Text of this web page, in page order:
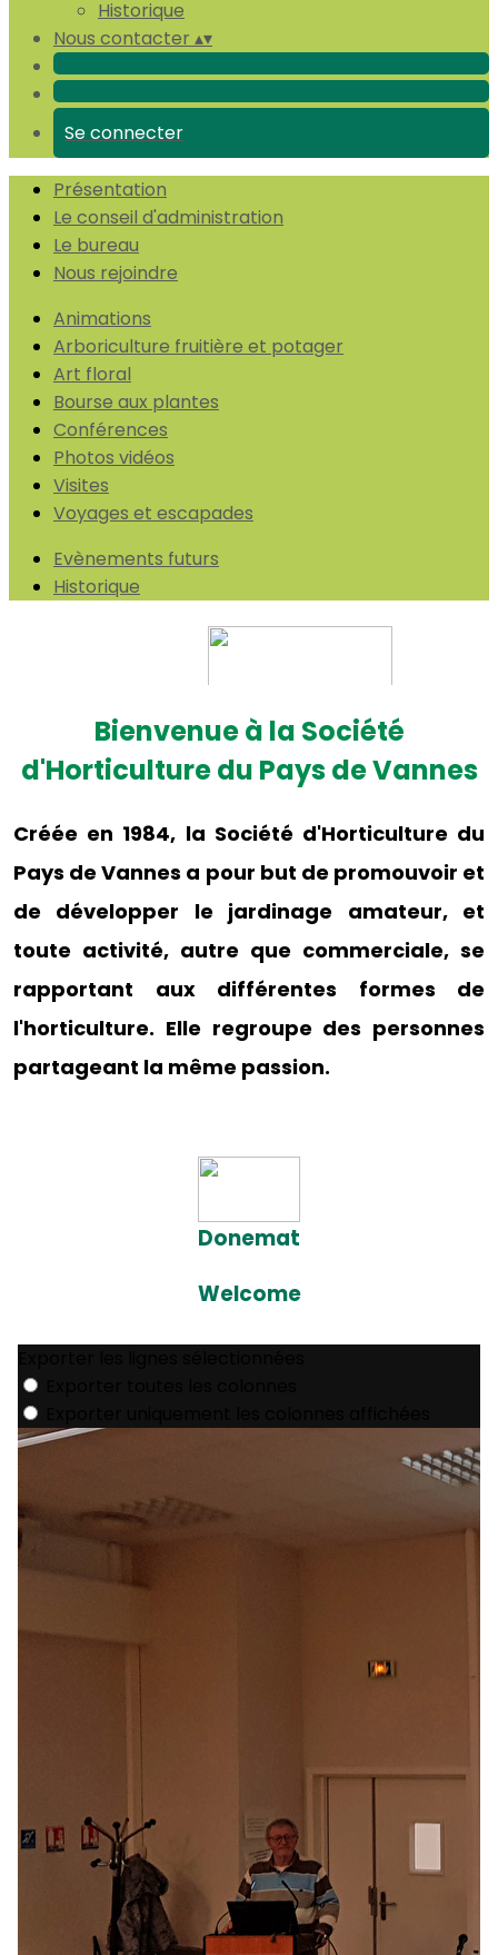
Historique
Nous contacter ▴▾
Se connecter
Présentation
Le conseil d'administration
Le bureau
Nous rejoindre
Animations
Arboriculture fruitière et potager
Art floral
Bourse aux plantes
Conférences
Photos vidéos
Visites
Voyages et escapades
Evènements futurs
Historique
Bienvenue à la Société
d'Horticulture du Pays de Vannes
Créée en 1984, la Société d'Horticulture du
Pays de Vannes a pour but de promouvoir et
de développer le jardinage amateur, et
toute activité, autre que commerciale, se
rapportant aux différentes formes de
l'horticulture. Elle regroupe des personnes
partageant la même passion.
Donemat
Welcome